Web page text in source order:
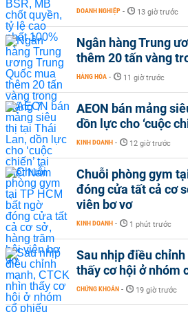
DOANH NGHIỆP - 13 giờ trước
Ngân hàng Trung
thêm 20 tấn vàng
HÀNG HÓA - 11 giờ trước
AEON bán mảng
dồn lực cho ‘cuộc
KINH DOANH - 12 giờ trước
Chuỗi phòng gym
đóng cửa tất cả cơ
viên bơ vơ
KINH DOANH - 1 phút trước
Sau nhịp điều
thấy cơ hội ở nhóm
CHỨNG KHOÁN - 19 giờ trước